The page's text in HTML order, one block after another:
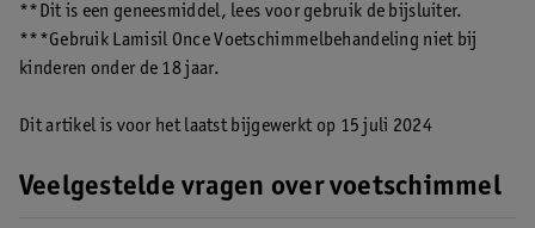
**Dit is een geneesmiddel, lees voor gebruik de bijsluiter.
***Gebruik Lamisil Once Voetschimmelbehandeling niet bij
kinderen onder de 18 jaar.
Dit artikel is voor het laatst bijgewerkt op 15 juli 2024
Veelgestelde vragen over voetschimmel